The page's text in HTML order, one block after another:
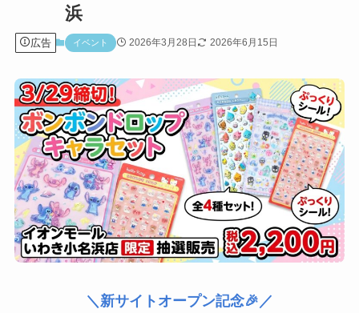
浜
広告 イベント 2026年3月28日 2026年6月15日
＼新サイトオープン記念🎉／